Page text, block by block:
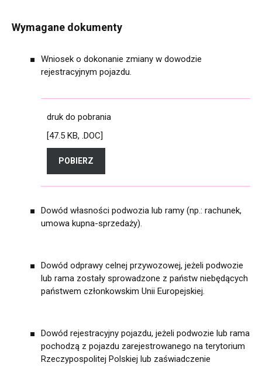
Wymagane dokumenty
Wniosek o dokonanie zmiany w dowodzie
rejestracyjnym pojazdu.
druk do pobrania
[47.5 KB, .DOC]
POBIERZ
Dowód własności podwozia lub ramy (np.: rachunek,
umowa kupna-sprzedaży).
Dowód odprawy celnej przywozowej, jeżeli podwozie
lub rama zostały sprowadzone z państw niebędących
państwem członkowskim Unii Europejskiej.
Dowód rejestracyjny pojazdu, jeżeli podwozie lub rama
pochodzą z pojazdu zarejestrowanego na terytorium
Rzeczypospolitej Polskiej lub zaświadczenie